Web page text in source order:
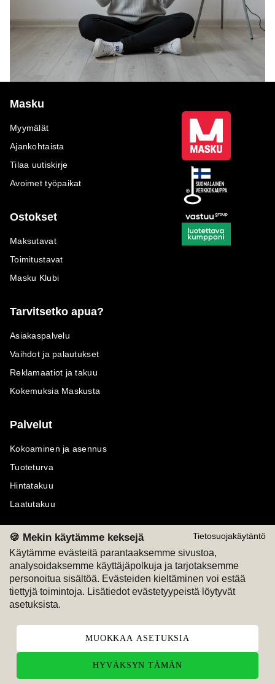
Tietosuojakäytäntö
🍪 Mekin käytämme keksejä
Käytämme evästeitä parantaaksemme sivustoa,
analysoidaksemme käyttäjäpolkuja ja tarjotaksemme
personoitua sisältöä. Evästeiden kieltäminen voi estää
tiettyjä toimintoja. Lisätiedot evästetyypeistä löytyvät
asetuksista.
MUOKKAA ASETUKSIA
HYVÄKSYN TÄMÄN
Masku
Myymälät
Ajankohtaista
Tilaa uutiskirje
Avoimet työpaikat
Ostokset
Maksutavat
Toimitustavat
Masku Klubi
Tarvitsetko apua?
Asiakaspalvelu
Vaihdot ja palautukset
Reklamaatiot ja takuu
Kokemuksia Maskusta
Palvelut
Kokoaminen ja asennus
Tuoteturva
Hintatakuu
Laatutakuu
Maksutavat
M
Seuraa meitä